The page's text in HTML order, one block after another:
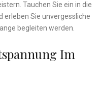
Tauchen ⁤Sie ein in die
erleben ​Sie unvergessliche
begleiten werden.
Im